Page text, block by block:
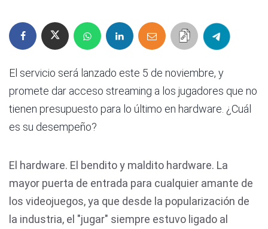
El servicio será lanzado este 5 de noviembre, y
promete dar acceso streaming a los jugadores que no
tienen presupuesto para lo último en hardware. ¿Cuál
es su desempeño?
El hardware. El bendito y maldito hardware. La
mayor puerta de entrada para cualquier amante de
los videojuegos, ya que desde la popularización de
la industria, el "jugar" siempre estuvo ligado al